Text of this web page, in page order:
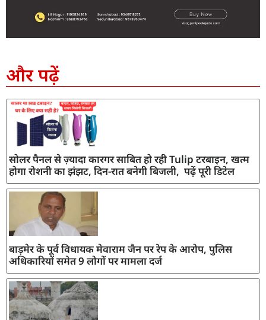
और पढ़ें
सोलर पैनल से ज़्यादा कारगर साबित हो रही Tulip टरबाइन, खत्म
होगा रोशनी का झंझट, दिन-रात बनेगी बिजली, पढ़ें पूरी डिटेल
बाड़मेर के पूर्व विधायक मेवाराम जैन पर रेप के आरोप, पुलिस
अधिकारियों समेत 9 लोगों पर मामला दर्ज